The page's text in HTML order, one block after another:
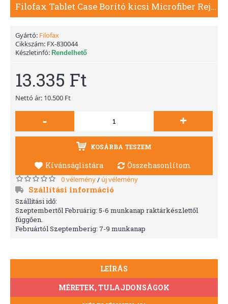
Filofax Tablet Case Borító kicsi Microfiber Rejtett mágnes Piros
Gyártó: Filofax
Cikkszám: FX-830044
Készletinfó: Rendelhető
13.335 Ft
Nettó ár: 10.500 Ft
- +
KOSÁRBA TESZEM
Kívánságlistára Összehasonlítom
0 vélemény/ új vélemény
Szállítási információ
Szállítási idő:
Szeptembertől Februárig: 5-6 munkanap raktárkészlettől
függően.
Februártól Szeptemberig: 7-9 munkanap
LEÍRÁS
MÉRETEK, TULAJDONSÁGOK